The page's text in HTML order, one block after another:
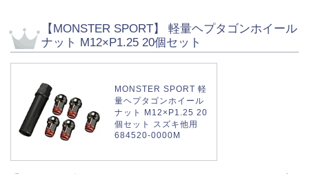
【MONSTER SPORT】 軽量ヘプタゴンホイール
ナット M12×P1.25 20個セット
MONSTER SPORT 軽
量ヘプタゴンホイール
ナット M12×P1.25 20
個セット スズキ他用
684520-0000M